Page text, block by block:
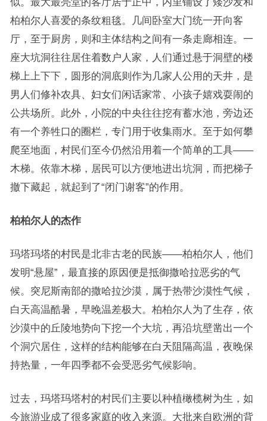
柏柏尔人喜爱的条纹粗毯。几间卧室大门统一开向客
厅，至于厨房，则和主体结构之间有一条走廊相连。一
座大坑洞往往居住着数户人家，人们通过悬于洞壁的楼
梯上上下下，圆形的洞底则作为几家人公用的天井，是
男人们修补农具、妇女们闲话家常、小孩子嬉戏耍闹的
公共场所。此外，小院的中央往往挖有蓄水池，旁边还
有一个养牲口的圈栏，专门用于收集雨水。至于如何攀
爬至地面，村民们至今仍然沿用着一个简单的工具——
木梯。依靠木梯，居民可以方便地进出坑洞，而把梯子
撤下藏起，就起到了“闭门谢客”的作用。
柏柏尔人的杰作
玛塔玛塔的村民是北非古老的民族——柏柏尔人，他们
发明“悬屋”，最直接的原因便是抵御撒哈拉恶劣的气
候。突尼斯南部的撒哈拉沙漠，属于热带沙漠性气候，
白天高温酷暑，早晚温差极大。柏柏尔人为了生存，依
沙漠中的丘陵地势向下挖一个大坑，再沿坑壁凿出一个
个洞穴居住，这样的结构能够在白天阻隔高温，夜晚保
持热量，一年四季都不会受恶劣气候影响。
过去，玛塔玛塔村的村民们主要以种植橄榄树为生，如
今旅游业成了很多家庭的收入来源。大批来自欧洲的背